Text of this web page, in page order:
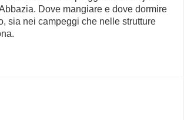
Dove mangiare e dove dormire
sia nei campeggi che nelle strutture